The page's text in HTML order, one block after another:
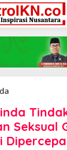
Tindaklanjuti
Dugaan
Pelecehan
Seksual
Seksual